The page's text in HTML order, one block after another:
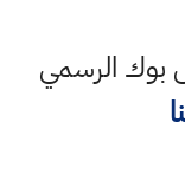
بوك الرسمي